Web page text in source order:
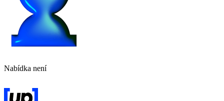
Nabídka není